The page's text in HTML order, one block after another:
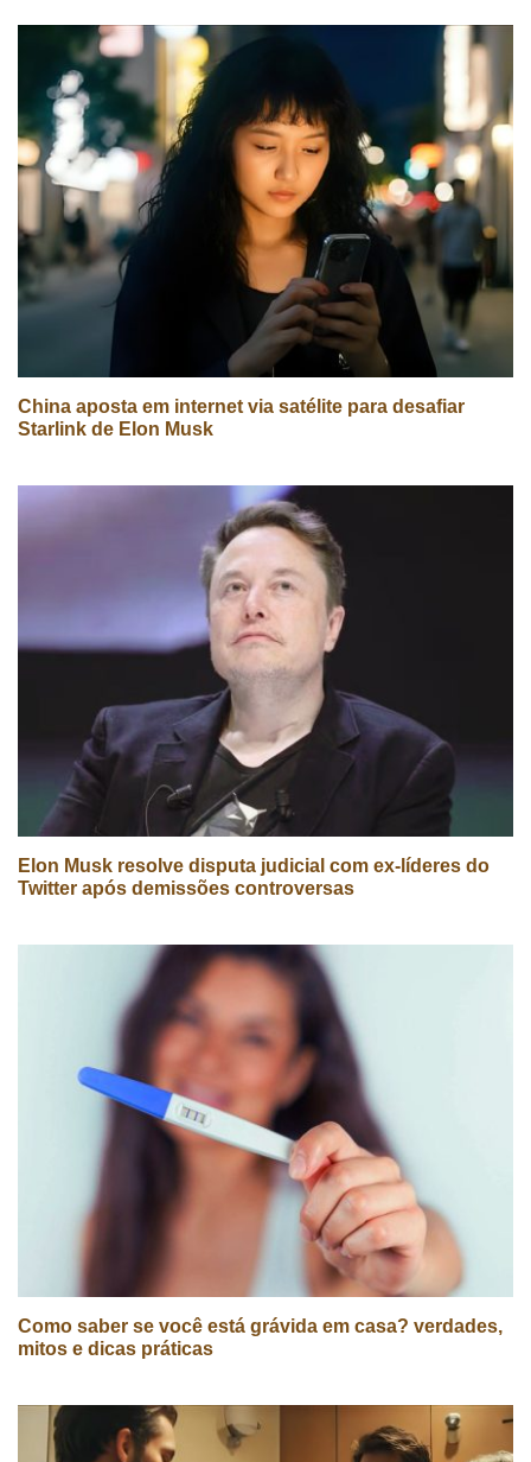
China aposta em internet via satélite para desafiar
Starlink de Elon Musk
Elon Musk resolve disputa judicial com ex-líderes do
Twitter após demissões controversas
Como saber se você está grávida em casa? verdades,
mitos e dicas práticas